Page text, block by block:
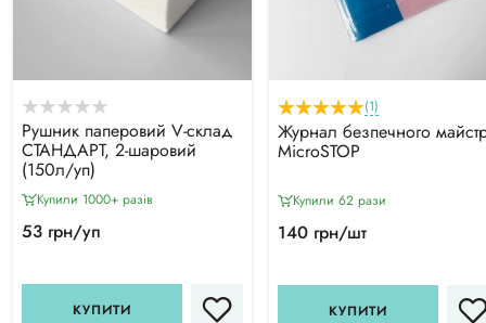
Рушник паперовий V-склад
СТАНДАРТ, 2-шаровий
(150л/уп)
Купили 1000+ разiв
53 грн/уп
КУПИТИ
(1)
Журнал безпечного
MicroSTOP
Купили 62 рази
140 грн/шт
КУПИТИ